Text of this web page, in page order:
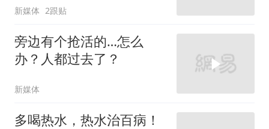
新媒体 2跟贴
旁边有个抢活的…怎么
办？人都过去了？
新媒体
多喝热水，热水治百病！